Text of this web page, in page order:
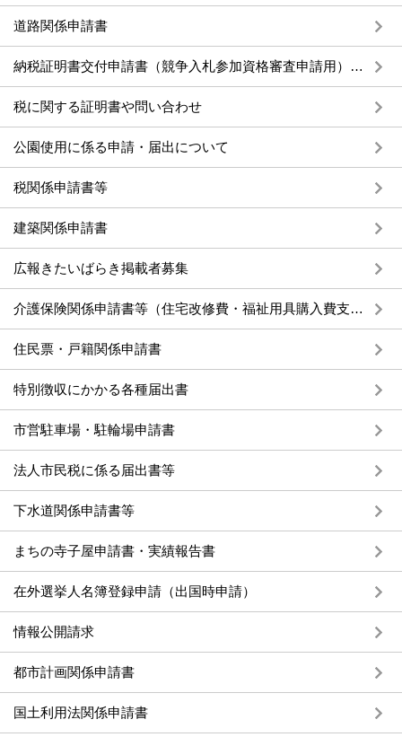
道路関係申請書
納税証明書交付申請書（競争入札参加資格審査申請用）の統一様式について
税に関する証明書や問い合わせ
公園使用に係る申請・届出について
税関係申請書等
建築関係申請書
広報きたいばらき掲載者募集
介護保険関係申請書等（住宅改修費・福祉用具購入費支給関係）
住民票・戸籍関係申請書
特別徴収にかかる各種届出書
市営駐車場・駐輪場申請書
法人市民税に係る届出書等
下水道関係申請書等
まちの寺子屋申請書・実績報告書
在外選挙人名簿登録申請（出国時申請）
情報公開請求
都市計画関係申請書
国土利用法関係申請書